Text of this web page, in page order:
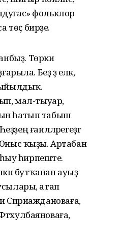
фольклор
төҫ бирҙе.
Төрки
Беҙ ҙә еләк,
мал-тыуар,
һатып табыш
ғаиләләрегеҙгә
Юныс ҡыҙы. Артабан
һыу һирпеште.
бутҡанан ауыҙ
атап
Сириаждановаға,